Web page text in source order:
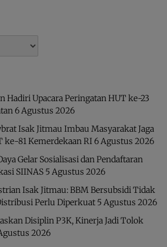
Hadiri Upacara Peringatan HUT ke-23
6 Agustus 2026
Isak Jitmau Imbau Masyarakat Jaga
ke-81 Kemerdekaan RI6 Agustus 2026
Gelar Sosialisasi dan Pendaftaran
SIINAS 5 Agustus 2026
Isak Jitmau: BBM Bersubsidi Tidak
Perlu Diperkuat 5 Agustus 2026
Disiplin P3K, Kinerja Jadi Tolok
2026